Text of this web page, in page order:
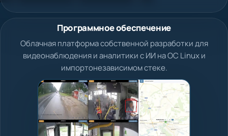
Программное обеспечение
Облачная платформа собственной разработки для
видеонаблюдения и аналитики с ИИ на ОС Linux и
импортонезависимом стеке.